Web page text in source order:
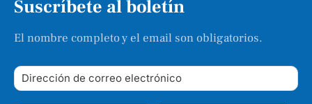
Suscríbete al boletín
El nombre completo y el email son obligatorios.